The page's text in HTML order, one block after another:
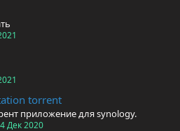
torrent
приложение для synology.
Дек 2020